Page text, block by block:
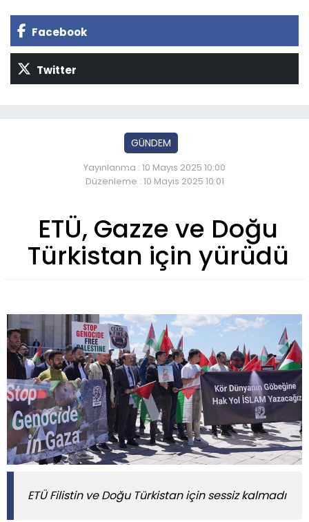
Facebook
Twitter
GÜNDEM
Yayınlanma : 10 Mayıs 2025 10:00
Düzenleme : 10 Mayıs 2025 10:01
ETÜ, Gazze ve Doğu
Türkistan için yürüdü
ETÜ Filistin ve Doğu Türkistan için sessiz kalmadı